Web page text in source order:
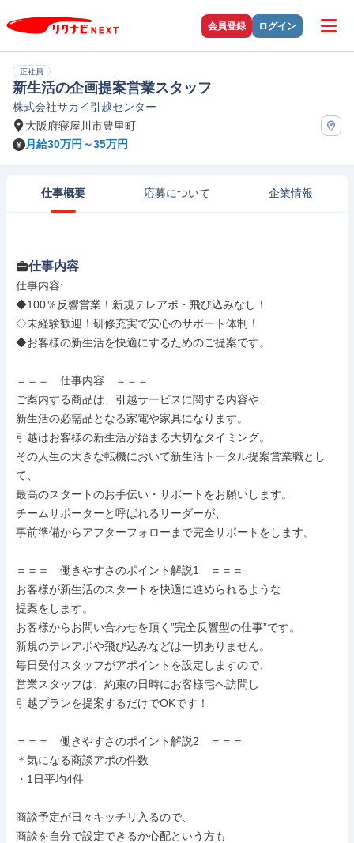
会員登録 ログイン
正社員
新生活の企画提案営業スタッフ
株式会社サカイ引越センター
大阪府寝屋川市豊里町
月給30万円～35万円
仕事概要 応募について 企業情報
仕事内容
仕事内容:
◆100％反響営業！新規テレアポ・飛び込みなし！
◇未経験歓迎！研修充実で安心のサポート体制！
◆お客様の新生活を快適にするためのご提案です。
＝＝＝　仕事内容　＝＝＝
ご案内する商品は、引越サービスに関する内容や、
新生活の必需品となる家電や家具になります。
引越はお客様の新生活が始まる大切なタイミング。
その人生の大きな転機において新生活トータル提案営業職とし
て、
最高のスタートのお手伝い・サポートをお願いします。
チームサポーターと呼ばれるリーダーが、
事前準備からアフターフォローまで完全サポートをします。
＝＝＝　働きやすさのポイント解説1　＝＝＝
お客様が新⽣活のスタートを快適に進められるような
提案をします。
お客様からお問い合わせを頂く”完全反響型の仕事”です。
新規のテレアポや⾶び込みなどは⼀切ありません。
毎⽇受付スタッフがアポイントを設定しますので、
営業スタッフは、約束の日時にお客様宅へ訪問し
引越プランを提案するだけでOKです！
＝＝＝　働きやすさのポイント解説2　＝＝＝
＊気になる商談アポの件数
・1日平均4件
商談予定が日々キッチリ入るので、
商談を自分で設定できるか心配という方も